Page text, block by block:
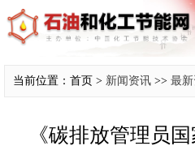
当前位置：首页 > 新闻资讯 >> 最
《碳排放管理员